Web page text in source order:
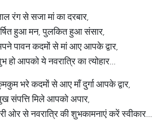
रंग से सजा मां का दरबार,
हुआ मन, पुलकित हुआ संसार,
पावन कदमों से मां आए आपके द्वार,
हो आपको ये नवरात्रि का त्योहार...
भरे कदमों से आए माँ दुर्गा आपके द्वार,
संपत्ति मिले आपको अपार,
ओर से नवरात्रि की शुभकामनाएं करें स्वीकार...